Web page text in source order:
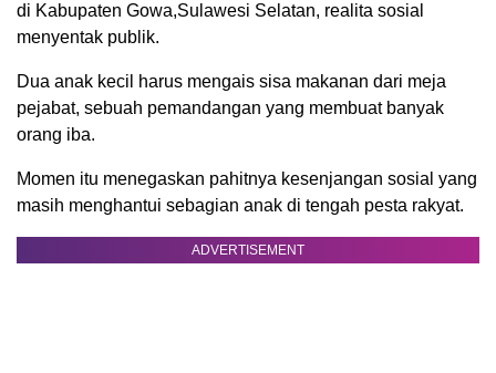
di Kabupaten Gowa,Sulawesi Selatan, realita sosial
menyentak publik.
Dua anak kecil harus mengais sisa makanan dari meja
pejabat, sebuah pemandangan yang membuat banyak
orang iba.
Momen itu menegaskan pahitnya kesenjangan sosial yang
masih menghantui sebagian anak di tengah pesta rakyat.
ADVERTISEMENT